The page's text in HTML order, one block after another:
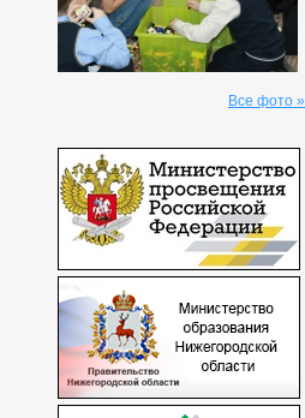
Все фото »